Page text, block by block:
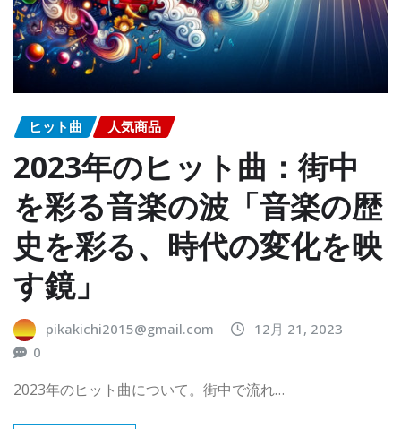
ヒット曲 人気商品
2023年のヒット曲：街中
を彩る音楽の波「音楽の歴
史を彩る、時代の変化を映
す鏡」
pikakichi2015@gmail.com
12月 21, 2023
0
2023年のヒット曲について。街中で流れ…